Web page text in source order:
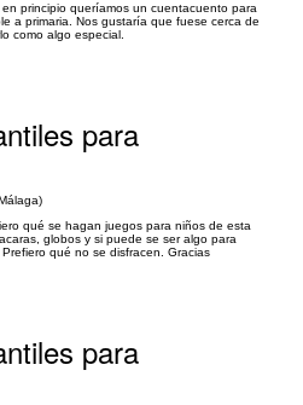
principio queríamos un cuentacuento para
a primaria. Nos gustaría que fuese cerca de
como algo especial.
para
qué se hagan juegos para niños de esta
globos y si puede se ser algo para
qué no se disfracen. Gracias
para